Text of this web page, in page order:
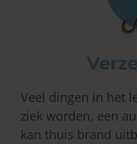
Veel dingen in het
ziek worden, een
kan thuis brand